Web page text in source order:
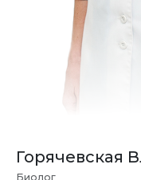
Горячевская
Биолог